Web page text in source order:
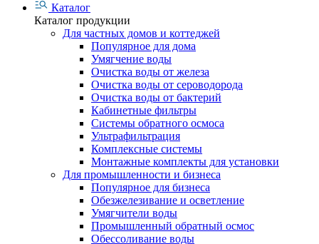
Каталог
Каталог продукции
Для частных домов и коттеджей
Популярное для дома
Умягчение воды
Очистка воды от железа
Очистка воды от сероводорода
Очистка воды от бактерий
Кабинетные фильтры
Системы обратного осмоса
Ультрафильтрация
Комплексные системы
Монтажные комплекты для установки
Для промышленности и бизнеса
Популярное для бизнеса
Обезжелезивание и осветление
Умягчители воды
Промышленный обратный осмос
Обессоливание воды